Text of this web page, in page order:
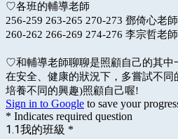
♡各班的輔導老師
256-259 263-265 270-273 鄧倚心老師
260-262 266-269 274-276 李宗哲老
♡和輔導老師聊聊是照顧自己的其中
在安全、健康的狀況下，多嘗試不同
培養不同的興趣)照顧自己喔!
Sign in to Google to save your
* Indicates required question
1.1我的班級 *